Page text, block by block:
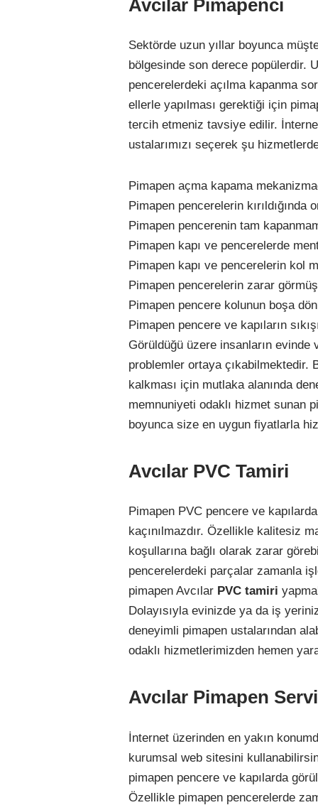
Avcılar Pimapenci
Sektörde uzun yıllar boyunca
bölgesinde son derece popülerdir.
pencerelerdeki açılma kapanma
ellerle yapılması gerektiği için
tercih etmeniz tavsiye edilir.
ustalarımızı seçerek şu
Pimapen açma kapama
Pimapen pencerelerin kırıldığında
Pimapen pencerenin tam
Pimapen kapı ve pencerelerde
Pimapen kapı ve pencerelerin kol
Pimapen pencerelerin zarar
Pimapen pencere kolunun boşa
Pimapen pencere ve kapıların
Görüldüğü üzere insanların evinde
problemler ortaya çıkabilmektedir.
kalkması için mutlaka alanında
memnuniyeti odaklı hizmet sunan
boyunca size en uygun fiyatlarla
Avcılar PVC Tamiri
Pimapen PVC pencere ve
kaçınılmazdır. Özellikle kalitesiz
koşullarına bağlı olarak zarar
pencerelerdeki parçalar zamanla
pimapen Avcılar PVC tamiri
Dolayısıyla evinizde ya da iş
deneyimli pimapen ustalarından
odaklı hizmetlerimizden hemen
Avcılar Pimapen
İnternet üzerinden en yakın
kurumsal web sitesini
pimapen pencere ve kapılarda
Özellikle pimapen pencerelerde